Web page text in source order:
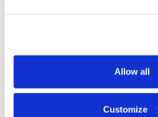
Allow all
Customize